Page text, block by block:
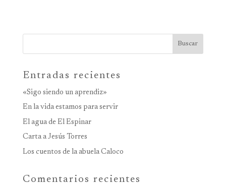
Buscar
Entradas recientes
«Sigo siendo un aprendiz»
En la vida estamos para servir
El agua de El Espinar
Carta a Jesús Torres
Los cuentos de la abuela Caloco
Comentarios recientes